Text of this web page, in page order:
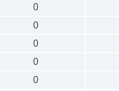
0
0
0
0
0